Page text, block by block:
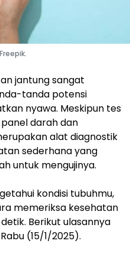
jantung sangat
tanda potensi
nyawa. Meskipun tes
darah dan
alat diagnostik
sederhana yang
untuk mengujinya.
kondisi tubuhmu,
memeriksa kesehatan
Berikut ulasannya
(15/1/2025).